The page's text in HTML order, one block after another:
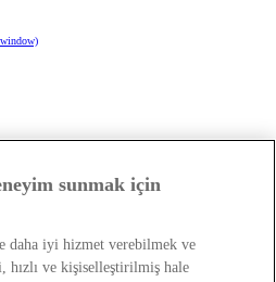
sunmak için
daha iyi hizmet verebilmek ve
hızlı ve kişiselleştirilmiş hale